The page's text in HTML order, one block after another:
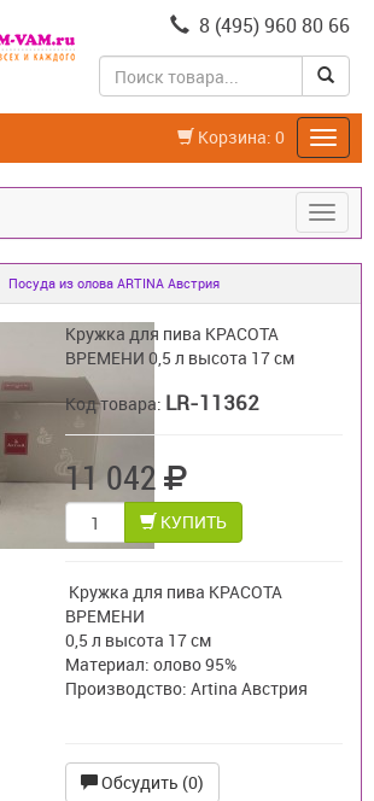
8 (495) 960 80 66
Корзина: 0
Посуда из олова ARTINA Австрия
Кружка для пива КРАСОТА
ВРЕМЕНИ 0,5 л высота 17 см
Код товара: LR-11362
11 042
КУПИТЬ
Кружка для пива КРАСОТА
ВРЕМЕНИ
0,5 л высота 17 см
Материал: олово 95%
Производство: Artina Австрия
Обсудить (0)